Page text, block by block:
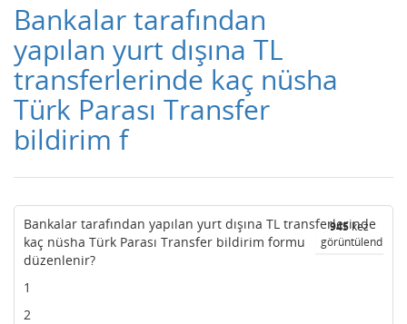
Bankalar tarafından
yapılan yurt dışına TL
transferlerinde kaç nüsha
Türk Parası Transfer
bildirim f
945kez
görüntülendi
Bankalar tarafından yapılan yurt dışına TL transferlerinde
kaç nüsha Türk Parası Transfer bildirim formu
düzenlenir?
1
2